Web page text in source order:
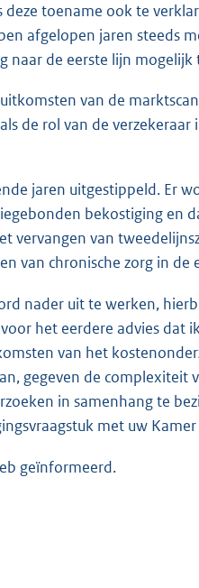
deze toename ook te
afgelopen jaren steeds
naar de eerste lijn mogelijk
van de
de rol van de verzekeraar
jaren uitgestippeld. Er
bekostiging en
vervangen van
van chronische zorg in de
nader uit te werken,
het eerdere advies dat
van het
gegeven de
in samenhang te
met uw
geïnformeerd.